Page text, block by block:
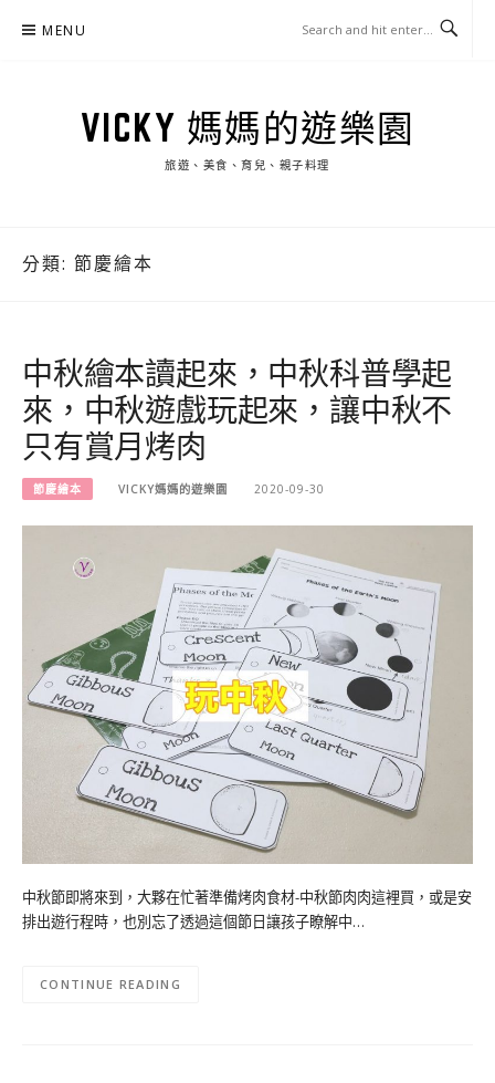
MENU
VICKY 媽媽的遊樂園
旅遊、美食、育兒、親子料理
分類: 節慶繪本
中秋繪本讀起來，中秋科普學起
來，中秋遊戲玩起來，讓中秋不
只有賞月烤肉
節慶繪本 VICKY媽媽的遊樂園 2020-09-30
中秋節即將來到，大夥在忙著準備烤肉食材-中秋節肉肉這裡買，或是安
排出遊行程時，也別忘了透過這個節日讓孩子瞭解中…
CONTINUE READING